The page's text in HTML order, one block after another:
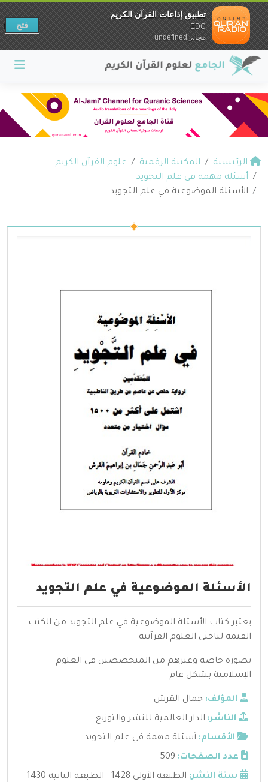
الرئيسية المكتبة الرقمية
علوم القرآن الكريم
أسئلة مهمة في علم التجويد
الأسئلة الموضوعية في علم التجويد
الأسئلة الموضوعية في علم التجويد
يعتبر كتاب الأسئلة الموضوعية في علم التجويد من الكتب
القيمة لباحثي العلوم القرآنية
بصورة خاصة وغيرهم من المتخصصين في العلوم
الإسلامية بشكل عام
المؤلف: جمال القرش
الناشر: الدار العالمية للنشر والتوزيع
الأقسام: أسئلة مهمة في علم التجويد
عدد الصفحات: 509
سنة النشر: الطبعة الأولى 1428 - الطبعة الثانية 1430
تطبيق إذاعات القرآن الكريم
EDC
مجانيundefined
فتح